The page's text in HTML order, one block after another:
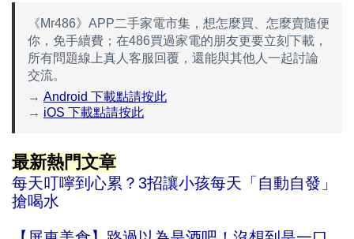
《Mr486》APP二手家電市集，想怎麼買、怎麼賣隨便
你，免手續費；在486買過家電的朋友更要立刻下載，
所有問題線上真人客服回覆，還能與其他人一起討論
交流。
→ Android 下載點請按此
→ iOS 下載點請按此
最新熱門文章
每天叮嚀到心累？3招讓小孩每天「自動自發」
搶喝水